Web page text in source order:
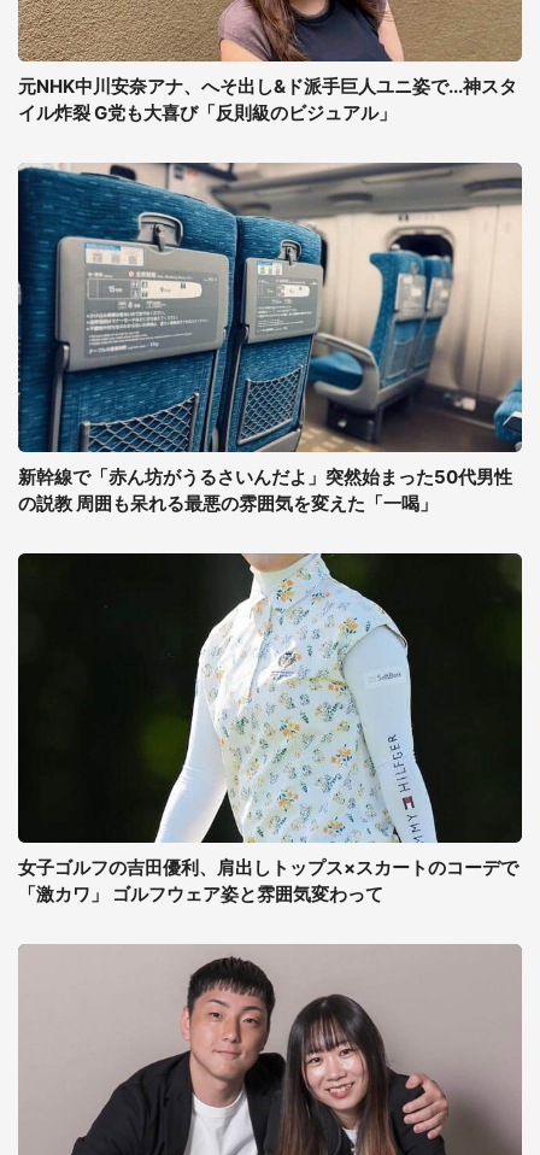
元NHK中川安奈アナ、へそ出し&ド派手巨人ユニ姿で...神スタ
イル炸裂 G党も大喜び「反則級のビジュアル」
新幹線で「赤ん坊がうるさいんだよ」突然始まった50代男性
の説教 周囲も呆れる最悪の雰囲気を変えた「一喝」
女子ゴルフの吉田優利、肩出しトップス×スカートのコーデで
「激カワ」 ゴルフウェア姿と雰囲気変わって